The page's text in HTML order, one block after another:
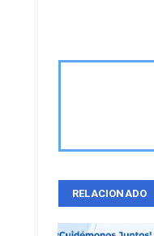
RELACIONADO